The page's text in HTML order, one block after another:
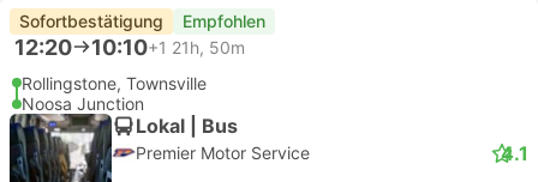
Sofortbestätigung Empfohlen
12:20 10:10+1 21h, 50m
Rollingstone, Townsville
Noosa Junction
Lokal | Bus
Premier Motor Service 4.1